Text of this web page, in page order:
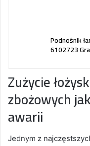
Podnośnik
6102723
Zużycie
zbożowych
awarii
Jednym z